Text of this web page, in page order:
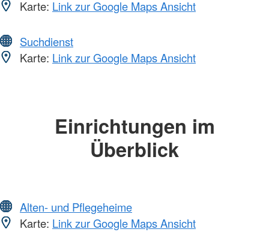
Karte: Link zur Google Maps Ansicht
Suchdienst
Karte: Link zur Google Maps Ansicht
Einrichtungen im
Überblick
Alten- und Pflegeheime
Karte: Link zur Google Maps Ansicht